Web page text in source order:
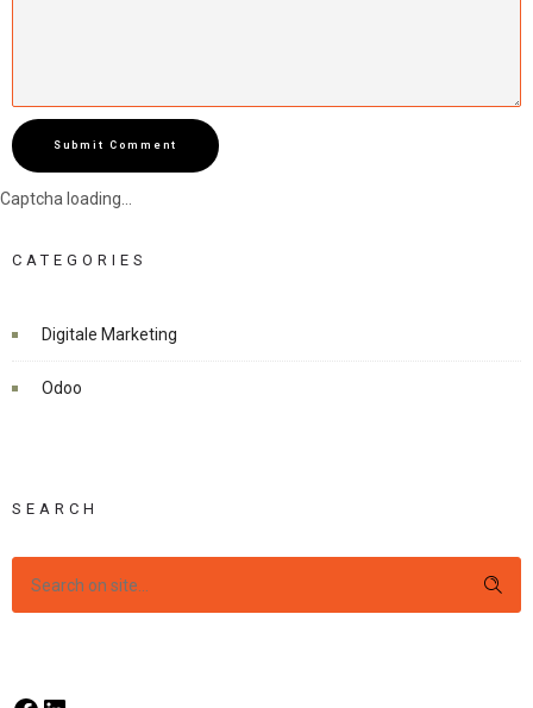
Submit Comment
Captcha loading...
CATEGORIES
Digitale Marketing
Odoo
SEARCH